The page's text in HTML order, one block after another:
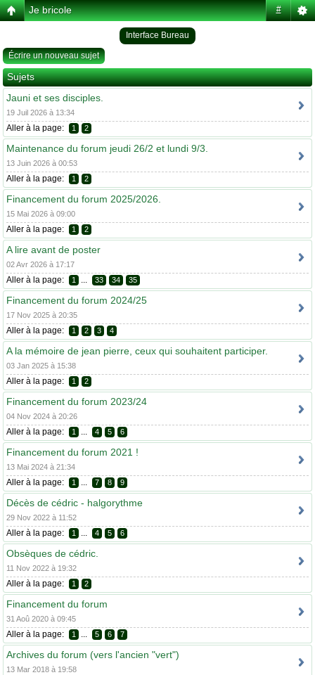
#
Je bricole
Interface Bureau
Écrire un nouveau sujet
Sujets
Jauni et ses disciples.
19 Juil 2026 à 13:34
Aller à la page: 1 2
Maintenance du forum jeudi 26/2 et lundi 9/3.
13 Juin 2026 à 00:53
Aller à la page: 1 2
Financement du forum 2025/2026.
15 Mai 2026 à 09:00
Aller à la page: 1 2
A lire avant de poster
02 Avr 2026 à 17:17
Aller à la page: 1 ... 33 34 35
Financement du forum 2024/25
17 Nov 2025 à 20:35
Aller à la page: 1 2 3 4
A la mémoire de jean pierre, ceux qui souhaitent participer.
03 Jan 2025 à 15:38
Aller à la page: 1 2
Financement du forum 2023/24
04 Nov 2024 à 20:26
Aller à la page: 1 ... 4 5 6
Financement du forum 2021 !
13 Mai 2024 à 21:34
Aller à la page: 1 ... 7 8 9
Décès de cédric - halgorythme
29 Nov 2022 à 11:52
Aller à la page: 1 ... 4 5 6
Obsèques de cédric.
11 Nov 2022 à 19:32
Aller à la page: 1 2
Financement du forum
31 Aoû 2020 à 09:45
Aller à la page: 1 ... 5 6 7
Archives du forum (vers l'ancien "vert")
13 Mar 2018 à 19:58